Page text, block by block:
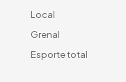
Local
Grenal
Esporte total